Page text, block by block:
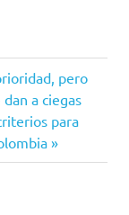
pero
a ciegas
para